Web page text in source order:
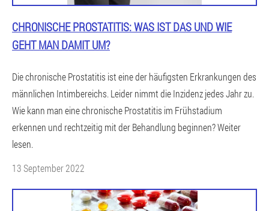
CHRONISCHE PROSTATITIS: WAS IST DAS UND WIE
GEHT MAN DAMIT UM?
Die chronische Prostatitis ist eine der häufigsten Erkrankungen des
männlichen Intimbereichs. Leider nimmt die Inzidenz jedes Jahr zu.
Wie kann man eine chronische Prostatitis im Frühstadium
erkennen und rechtzeitig mit der Behandlung beginnen? Weiter
lesen.
13 September 2022